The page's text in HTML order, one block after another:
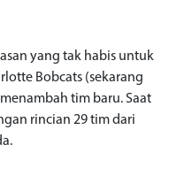
yang tak habis untuk
Bobcats (sekarang
tim baru. Saat
rincian 29 tim dari